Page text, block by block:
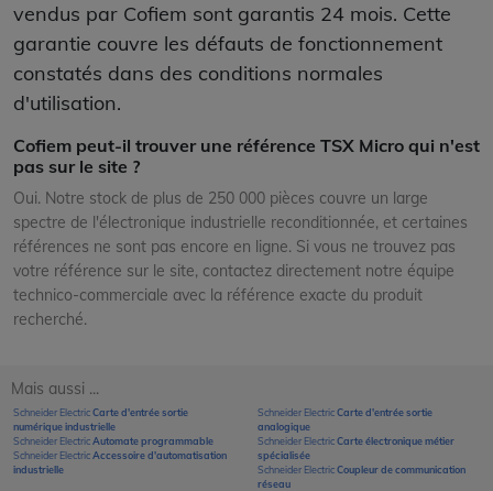
vendus par Cofiem sont garantis 24 mois. Cette
garantie couvre les défauts de fonctionnement
constatés dans des conditions normales
d'utilisation.
Cofiem peut-il trouver une référence TSX Micro qui n'est
pas sur le site ?
Oui. Notre stock de plus de 250 000 pièces couvre un large
spectre de l'électronique industrielle reconditionnée, et certaines
références ne sont pas encore en ligne. Si vous ne trouvez pas
votre référence sur le site, contactez directement notre équipe
technico-commerciale avec la référence exacte du produit
recherché.
Mais aussi ...
Schneider ElectricCarte d'entrée sortie
numérique industrielle
Schneider ElectricAutomate programmable
Schneider ElectricAccessoire d'automatisation
industrielle
Schneider ElectricCarte d'entrée sortie
analogique
Schneider ElectricCarte électronique métier
spécialisée
Schneider ElectricCoupleur de communication
réseau